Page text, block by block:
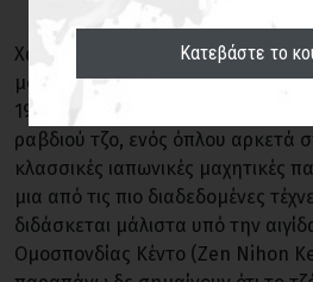
Χάρη στο ειδικό βάρος και στις
μόνο προσώπου, του δασκάλου
1978), η τέχνη της χρήσης του
ραβδιού τζο, ενός όπλου αρκετά
κλασσικές ιαπωνικές μαχητικές
μια από τις πιο διαδεδομένες
διδάσκεται μάλιστα υπό την
Ομοσπονδίας Κέντο (Zen Nihon
Κατεβάστε το